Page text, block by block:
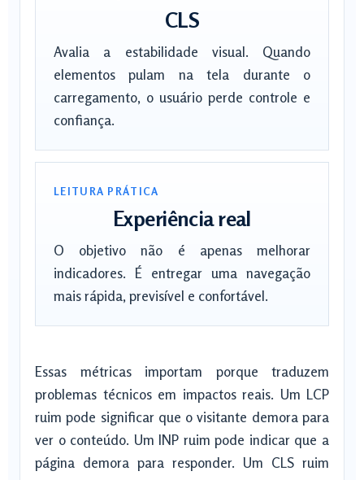
CLS
Avalia a estabilidade visual. Quando
elementos pulam na tela durante o
carregamento, o usuário perde controle e
confiança.
LEITURA PRÁTICA
Experiência real
O objetivo não é apenas melhorar
indicadores. É entregar uma navegação
mais rápida, previsível e confortável.
Essas métricas importam porque traduzem
problemas técnicos em impactos reais. Um LCP
ruim pode significar que o visitante demora para
ver o conteúdo. Um INP ruim pode indicar que a
página demora para responder. Um CLS ruim